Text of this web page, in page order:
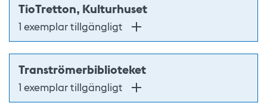
TioTretton, Kulturhuset
1 exemplar tillgängligt
Tranströmerbiblioteket
1 exemplar tillgängligt